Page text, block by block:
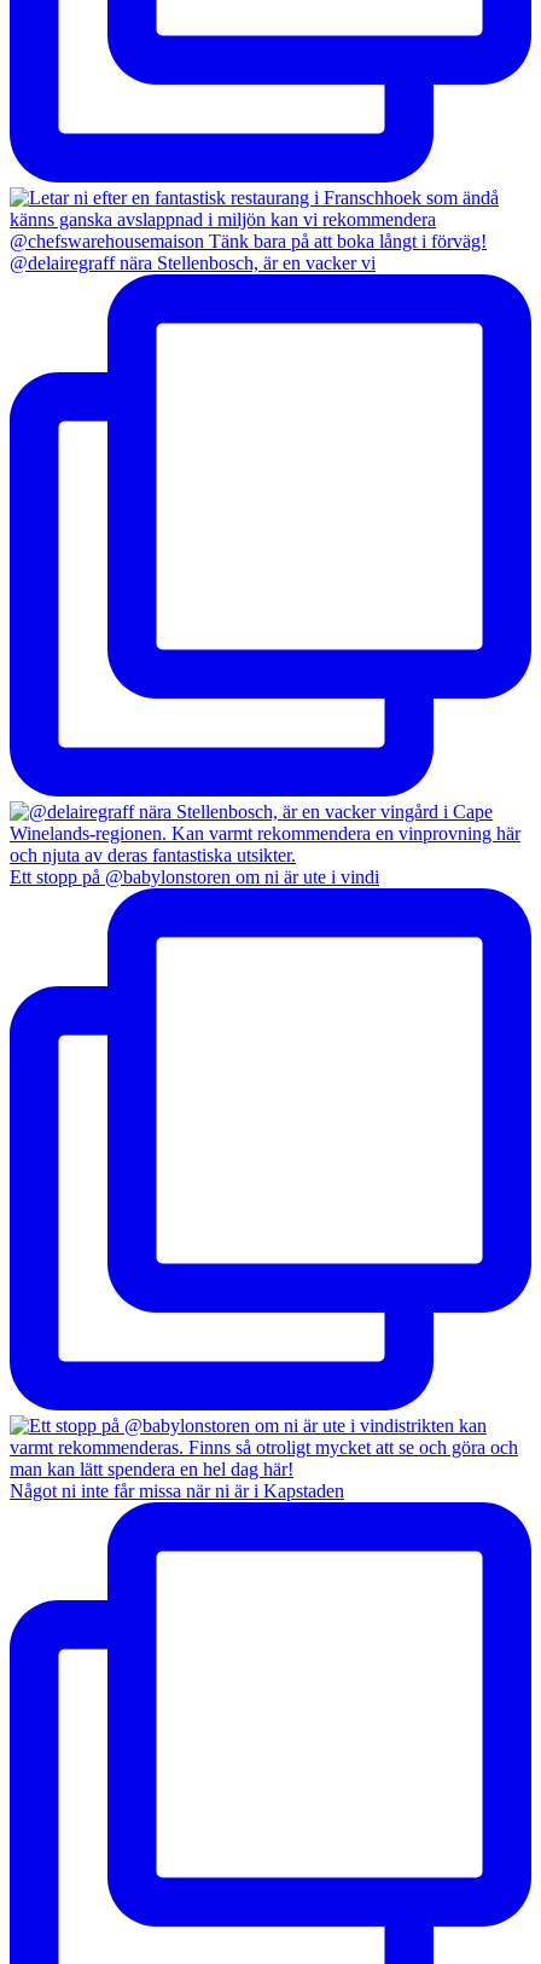
@delairegraff nära Stellenbosch, är en vacker vi
Ett stopp på @babylonstoren om ni är ute i vindi
Något ni inte får missa när ni är i Kapstaden